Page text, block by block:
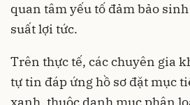
quan tâm yếu tố đảm bảo
suất lợi tức.
Trên thực tế, các chuyên gia
tự tin đáp ứng hồ sơ đặt mục